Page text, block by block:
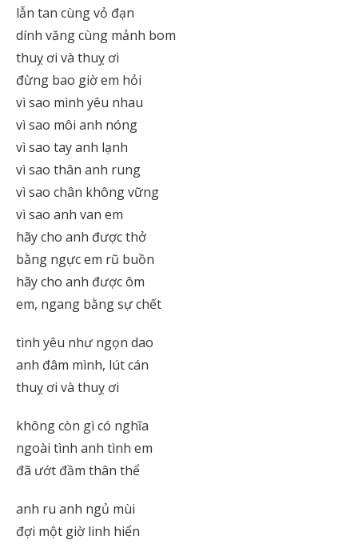
lẫn tan cùng vỏ đạn
dính văng cùng mảnh bom
thuỵ ơi và thuỵ ơi
đừng bao giờ em hỏi
vì sao mình yêu nhau
vì sao môi anh nóng
vì sao tay anh lạnh
vì sao thân anh rung
vì sao chân không vững
vì sao anh van em
hãy cho anh được thở
bằng ngực em rũ buồn
hãy cho anh được ôm
em, ngang bằng sự chết
tình yêu như ngọn dao
anh đâm mình, lút cán
thuỵ ơi và thuỵ ơi
không còn gì có nghĩa
ngoài tình anh tình em
đã ướt đầm thân thể
anh ru anh ngủ mùi
đợi một giờ linh hiển